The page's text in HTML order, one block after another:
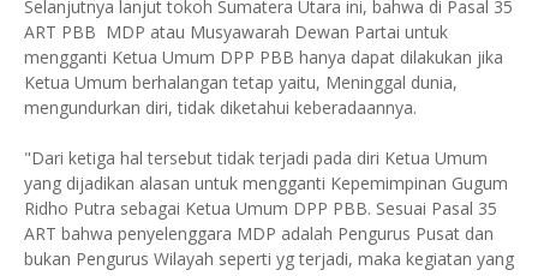
Selanjutnya lanjut tokoh Sumatera Utara ini, bahwa di Pasal 35
ART PBB MDP atau Musyawarah Dewan Partai untuk
mengganti Ketua Umum DPP PBB hanya dapat dilakukan jika
Ketua Umum berhalangan tetap yaitu, Meninggal dunia,
mengundurkan diri, tidak diketahui keberadaannya.
"Dari ketiga hal tersebut tidak terjadi pada diri Ketua Umum
yang dijadikan alasan untuk mengganti Kepemimpinan Gugum
Ridho Putra sebagai Ketua Umum DPP PBB. Sesuai Pasal 35
ART bahwa penyelenggara MDP adalah Pengurus Pusat dan
bukan Pengurus Wilayah seperti yg terjadi, maka kegiatan yang